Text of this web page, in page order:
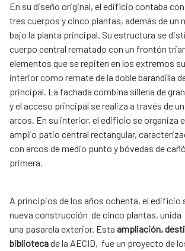
En su diseño original, el edificio contaba
tres cuerpos y cinco plantas, además de un
bajo la planta principal. Su estructura se
cuerpo central rematado con un frontón
elementos que se repiten en los extremos
interior como remate de la doble barandilla
principal. La fachada combina sillería de
y el acceso principal se realiza a través de
arcos. En su interior, el edificio se organiza
amplio patio central rectangular,
con arcos de medio punto y bóvedas de
primera.
A principios de los años ochenta, el edificio
nueva construcción de cinco plantas,
una pasarela exterior. Esta ampliación,
bibliotecade la AECID, fue un proyecto de